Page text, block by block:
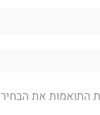
התואמות את